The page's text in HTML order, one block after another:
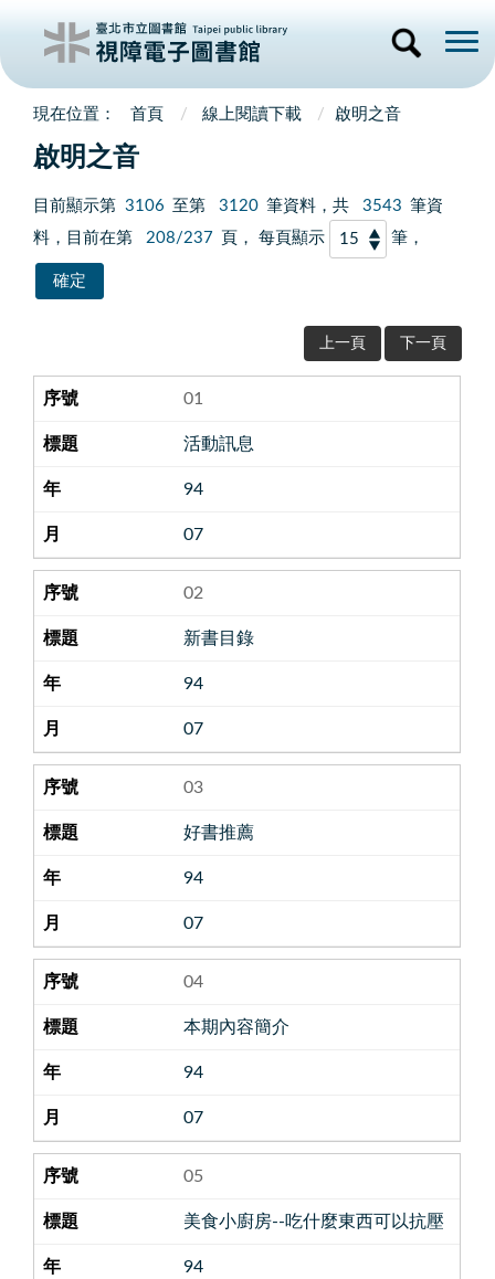
首頁 線上閱讀下載 啟明之音
啟明之音
目前顯示第 3106 至第 3120 筆資料，共 3543 筆資
料，目前在第
208/237 頁， 每頁顯示 筆，
上一頁 下一頁
01
活動訊息
94
07
02
新書目錄
94
07
03
好書推薦
94
07
04
本期內容簡介
94
07
05
美食小廚房--吃什麼東西可以抗壓
94